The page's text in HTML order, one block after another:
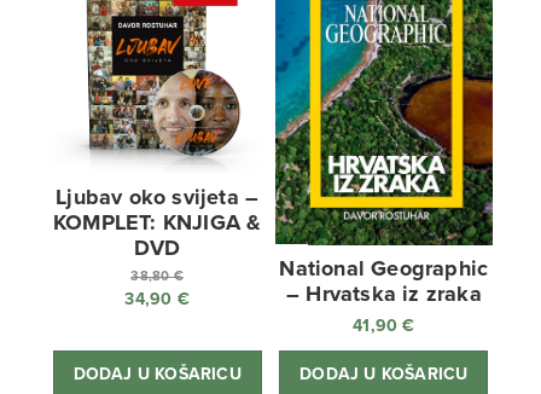
Ljubav oko svijeta –
KOMPLET: KNJIGA &
DVD
38,80€
Izvorna
bila
je:
34,90 €
cijena
je:
DODAJ U KOŠARICU
National Geographic
– Hrvatska iz zraka
41,90€
DODAJ U KOŠARICU